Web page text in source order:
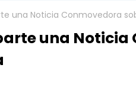
una Noticia Conmovedora
una